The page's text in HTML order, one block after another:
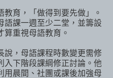
育，「做得到要先做」。
語課一週至少二堂，並籌設
算重視母語教育。
說，母語課程時數變更需修
入下階段課綱修正討論。他
用晨間、社團或課後加強母